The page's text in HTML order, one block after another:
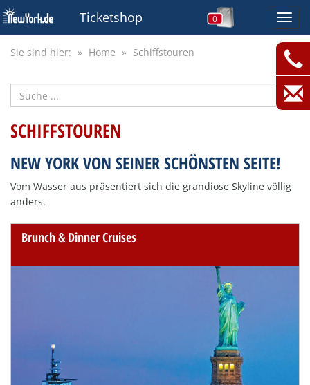
Ticketshop 0
Sie sind hier: Home Schiffstouren
SCHIFFSTOUREN
NEW YORK VON SEINER SCHÖNSTEN SEITE!
Vom Wasser aus präsentiert sich die grandiose Skyline völlig
anders.
Brunch & Dinner Cruises